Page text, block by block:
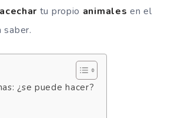
acechar tu propio animales en el
¿se puede hacer?